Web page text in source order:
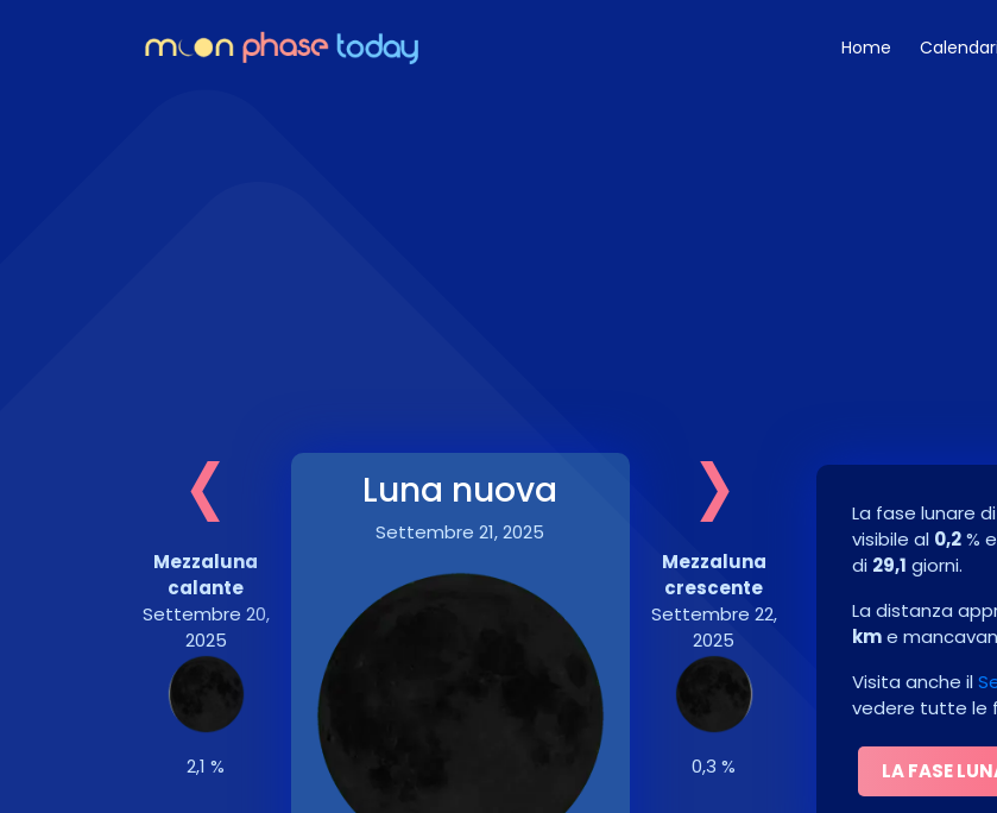
Home
‹
Mezzaluna
calante
Settembre 20,
2025
2,1 %
Luna nuova
Settembre 21, 2025 ›
Mezzaluna
crescente
Settembre 22,
2025
0,3 %
La fase lunare
visibile al 0,2%
di 29,1 giorni.
La distanza
kme
Visita anche il
vedere tutte le
LA FASE